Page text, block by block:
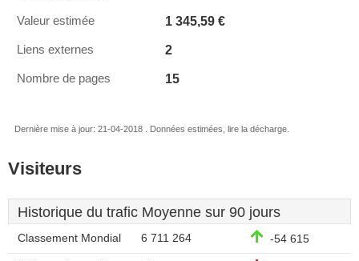
Valeur estimée 1 345,59 €
Liens externes 2
Nombre de pages 15
Dernière mise à jour: 21-04-2018 . Données estimées, lire la décharge.
Visiteurs
Historique du trafic Moyenne sur 90 jours
Classement Mondial 6 711 264 -54 615